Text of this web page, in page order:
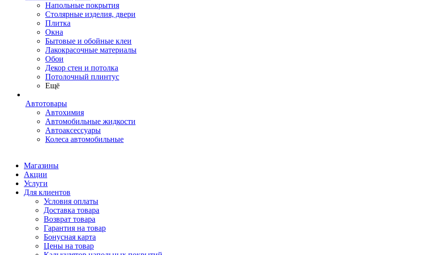
Напольные покрытия
Столярные изделия, двери
Плитка
Окна
Бытовые и обойные клеи
Лакокрасочные материалы
Обои
Декор стен и потолка
Потолочный плинтус
Ещё
Автотовары
Автохимия
Автомобильные жидкости
Автоаксессуары
Колеса автомобильные
Магазины
Акции
Услуги
Для клиентов
Условия оплаты
Доставка товара
Возврат товара
Гарантия на товар
Бонусная карта
Цены на товар